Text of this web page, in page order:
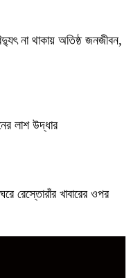
না থাকায় অতিষ্ঠ জনজীবন,
লাশ উদ্ধার
রেস্তোরাঁর খাবারের ওপর